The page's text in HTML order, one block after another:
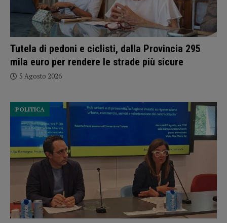
Tutela di pedoni e ciclisti, dalla Provincia 295
mila euro per rendere le strade più sicure
5 Agosto 2026
POLITICA